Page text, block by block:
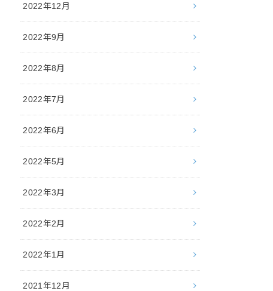
2022年12月
2022年9月
2022年8月
2022年7月
2022年6月
2022年5月
2022年3月
2022年2月
2022年1月
2021年12月